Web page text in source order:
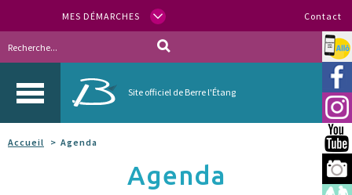
MES DÉMARCHES Contact
Site officiel de Berre l'Étang
Allo
Accueil Agenda
Agenda